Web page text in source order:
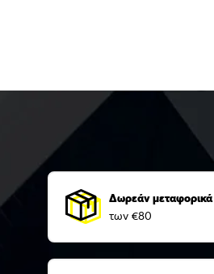
Δωρεάν μεταφορικά
των €80